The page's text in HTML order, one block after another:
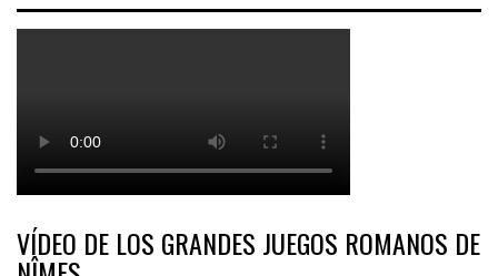
VÍDEO DE LOS GRANDES JUEGOS ROMANOS DE